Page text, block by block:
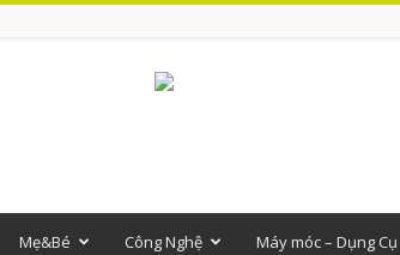
Mẹ&Bé Công Nghệ Máy móc – Dụng Cụ